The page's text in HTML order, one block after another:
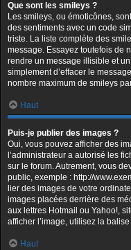
Que sont les smileys ?
Les smileys, ou émoticônes,
des sentiments avec un code
triste. La liste complète des
message. Essayez toutefois de
rendre un message illisible et
simplement d’effacer le
nombre maximum de smileys
Haut
Puis-je publier des images ?
Oui, vous pouvez afficher des
l’administrateur a autorisé les
sur le forum. Autrement, vous
public, exemple : http://
lier des images de votre
images placées derrière des
aux lettres Hotmail ou Yahoo!,
afficher l’image, utilisez la
Haut